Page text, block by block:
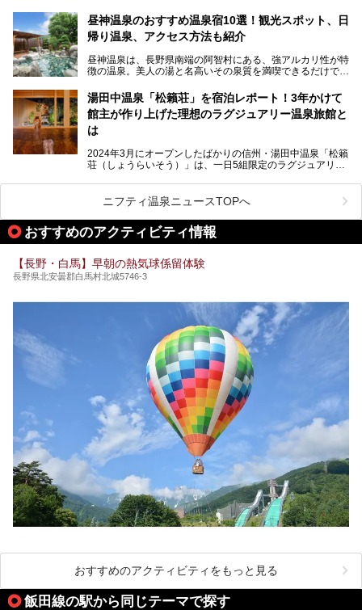
を隅々まで楽しみたいですよね。この記事では、金具屋での
滞在を最高の思い出にするための「楽しみ方」を徹底的にご
紹介します！
昼神温泉のおすすめ温泉宿10選！観光スポット、日
帰り温泉、アクセス方法も紹介
昼神温泉は、長野県南端の阿智村にある、強アルカリ性が特
徴の温泉。美人の湯と名高いその泉質を満喫できるだけでな
昼神温泉では、朝市などの観光スポットや、信州名物のおや
きを楽しめるグルメスポットなど、観光を楽しむにはぴった
りの場所が豊富にあります。
この記事では、昼神温泉での滞在を充実させる宿泊施設や日
帰り温泉、見どころ満載の観光・グルメスポットに加え、ア
クセス方法も順に紹介します。
湯田中温泉「松籟荘」を宿泊レポート！3年かけて
館主が作り上げた理想のラグジュアリー温泉旅館と
は
2024年3月にオープンしたばかりの信州・湯田中温泉「松籟
荘（しょうらいそう）」は、一日5組限定のラグジュアリー
ライベートに楽しめる非日常感が味わえます。また宿泊者は
道向かいの「よろづや」の大浴場「桃山風呂」や共同浴場の
「湯田中大湯」も利用ができます。
極上のお湯に浸り上質なお料理に舌鼓、特別な日に泊まりた
い湯田中温泉「松籟荘」を、実際に宿泊した目線で紹介しま
ニフティ温泉ニュースTOPへ
おすすめのアクティビティ情報
【長野・白馬】早朝の熱気球係留体験
長野県北安曇郡白馬村北城5746-3
おすすめのアクティビティをもっと見る
飯田線の駅から同じテーマで探す